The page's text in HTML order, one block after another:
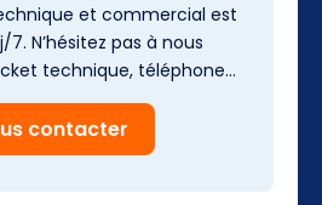
et commercial est
N’hésitez pas à nous
technique, téléphone…
contacter